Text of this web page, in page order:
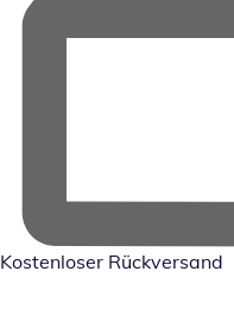
Kostenloser Rückversand